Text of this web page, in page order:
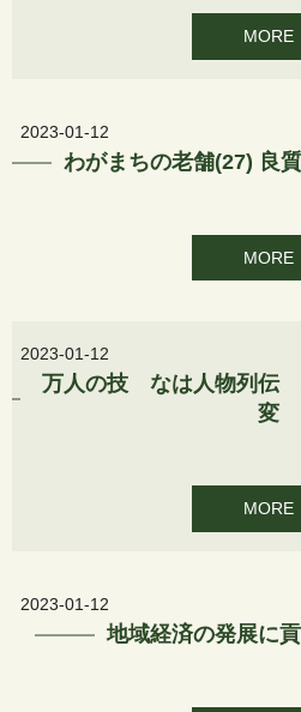
MORE
2023-01-12
わがまちの老舗(27) 良
MORE
2023-01-12
万人の技 なは人物列伝
変
MORE
2023-01-12
地域経済の発展に